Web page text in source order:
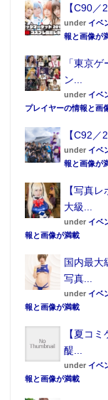
【C90
under イベ
報と画像が
「東京
ン...
under イベ
プレイヤーの情報と画
【C92
under イベ
報と画像が
【写真
大級...
under イベ
報と画像が満載
国内最大
写真...
under イベ
報と画像が満載
【夏コ
醍...
under イベ
報と画像が満載